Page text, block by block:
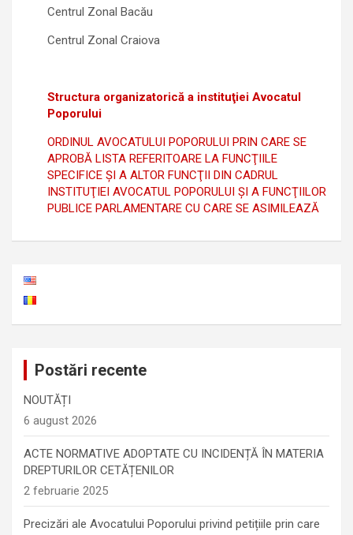
Centrul Zonal Bacău
Centrul Zonal Craiova
Structura organizatorică a instituţiei Avocatul
Poporului
ORDINUL AVOCATULUI POPORULUI PRIN CARE SE
APROBĂ LISTA REFERITOARE LA FUNCŢIILE
SPECIFICE ŞI A ALTOR FUNCŢII DIN CADRUL
INSTITUŢIEI AVOCATUL POPORULUI ŞI A FUNCŢIILOR
PUBLICE PARLAMENTARE CU CARE SE ASIMILEAZĂ
Postări recente
NOUTĂȚI
6 august 2026
ACTE NORMATIVE ADOPTATE CU INCIDENȚĂ ÎN MATERIA
DREPTURILOR CETĂȚENILOR
2 februarie 2025
Precizări ale Avocatului Poporului privind petițiile prin care